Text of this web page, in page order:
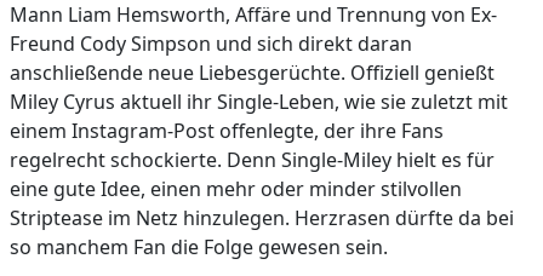
Mann Liam Hemsworth, Affäre und Trennung von Ex-
Freund Cody Simpson und sich direkt daran
anschließende neue Liebesgerüchte. Offiziell genießt
Miley Cyrus aktuell ihr Single-Leben, wie sie zuletzt mit
einem Instagram-Post offenlegte, der ihre Fans
regelrecht schockierte. Denn Single-Miley hielt es für
eine gute Idee, einen mehr oder minder stilvollen
Striptease im Netz hinzulegen. Herzrasen dürfte da bei
so manchem Fan die Folge gewesen sein.